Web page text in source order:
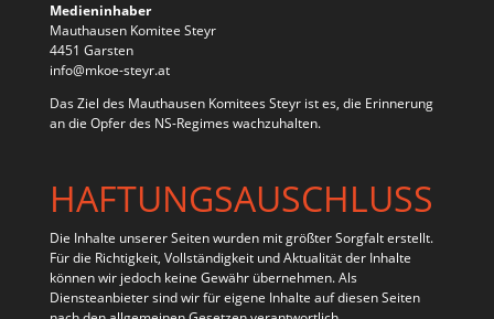
Medieninhaber
Mauthausen Komitee Steyr
4451 Garsten
info@mkoe-steyr.at
Das Ziel des Mauthausen Komitees Steyr ist es, die Erinnerung
an die Opfer des NS-Regimes wachzuhalten.
HAFTUNGSAUSCHLUSS
Die Inhalte unserer Seiten wurden mit größter Sorgfalt erstellt.
Für die Richtigkeit, Vollständigkeit und Aktualität der Inhalte
können wir jedoch keine Gewähr übernehmen. Als
Diensteanbieter sind wir für eigene Inhalte auf diesen Seiten